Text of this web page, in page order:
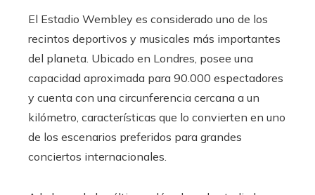
El Estadio Wembley es considerado uno de los
recintos deportivos y musicales más importantes
del planeta. Ubicado en Londres, posee una
capacidad aproximada para 90.000 espectadores
y cuenta con una circunferencia cercana a un
kilómetro, características que lo convierten en uno
de los escenarios preferidos para grandes
conciertos internacionales.